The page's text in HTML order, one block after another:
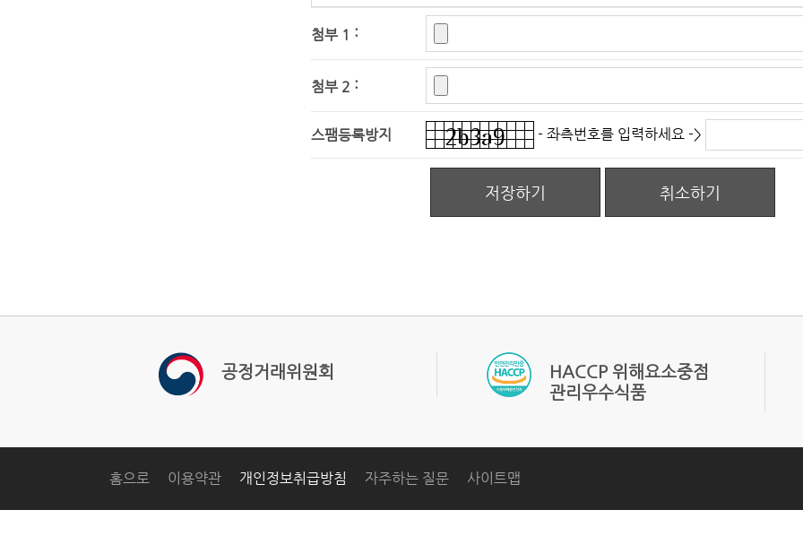
첨부 1 :
첨부 2 :
스팸등록방지 - 좌측번호를 입력하세요 ->
저장하기 취소하기
공정거래위원회
관리우수식품
홈으로 이용약관 개인정보취급방침 자주하는 질문 사이트맵